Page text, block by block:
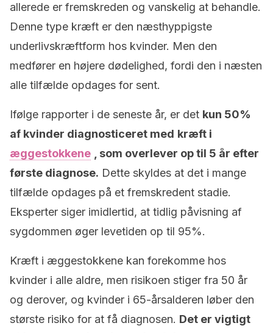
allerede er fremskreden og vanskelig at behandle.
Denne type kræft er den næsthyppigste
underlivskræftform hos kvinder. Men den
medfører en højere dødelighed, fordi den i næsten
alle tilfælde opdages for sent.
Ifølge rapporter i de seneste år, er det kun 50%
af kvinder diagnosticeret med kræft i
æggestokkene
, som overlever op til 5 år efter
første diagnose. Dette skyldes at det i mange
tilfælde opdages på et fremskredent stadie.
Eksperter siger imidlertid, at tidlig påvisning af
sygdommen øger levetiden op til 95%.
Kræft i æggestokkene kan forekomme hos
kvinder i alle aldre, men risikoen stiger fra 50 år
og derover, og kvinder i 65-årsalderen løber den
største risiko for at få diagnosen. Det er vigtigt